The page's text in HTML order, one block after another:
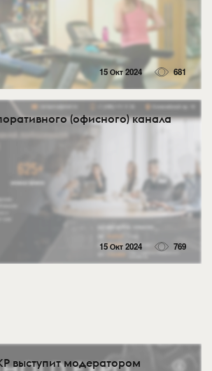
15 Окт 2024 681
(офисного) канала
15 Окт 2024 769
выступит модератором